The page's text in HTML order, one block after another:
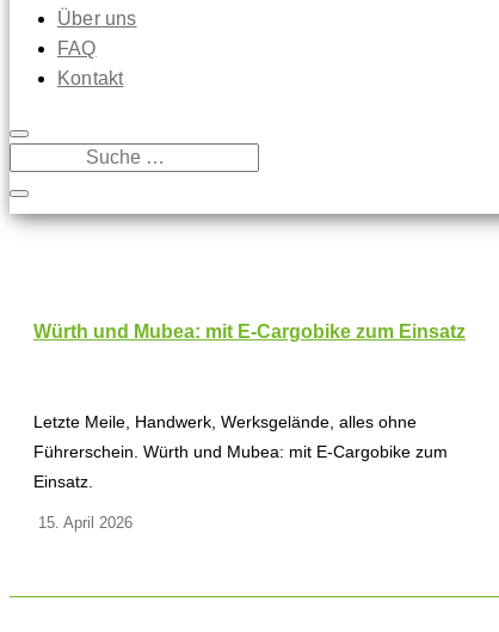
Über uns
FAQ
Kontakt
Würth und Mubea: mit E-Cargobike zum Einsatz
Letzte Meile, Handwerk, Werksgelände, alles ohne
Führerschein. Würth und Mubea: mit E-Cargobike zum
Einsatz.
15. April 2026